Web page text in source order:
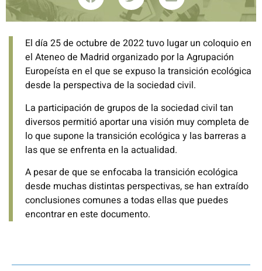
El día 25 de octubre de 2022 tuvo lugar un coloquio en
el Ateneo de Madrid organizado por la Agrupación
Europeísta en el que se expuso la transición ecológica
desde la perspectiva de la sociedad civil.
La participación de grupos de la sociedad civil tan
diversos permitió aportar una visión muy completa de
lo que supone la transición ecológica y las barreras a
las que se enfrenta en la actualidad.
A pesar de que se enfocaba la transición ecológica
desde muchas distintas perspectivas, se han extraído
conclusiones comunes a todas ellas que puedes
encontrar en este documento.